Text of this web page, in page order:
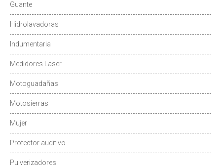
Guante
Hidrolavadoras
Indumentaria
Medidores Laser
Motoguadañas
Motosierras
Mujer
Protector auditivo
Pulverizadores